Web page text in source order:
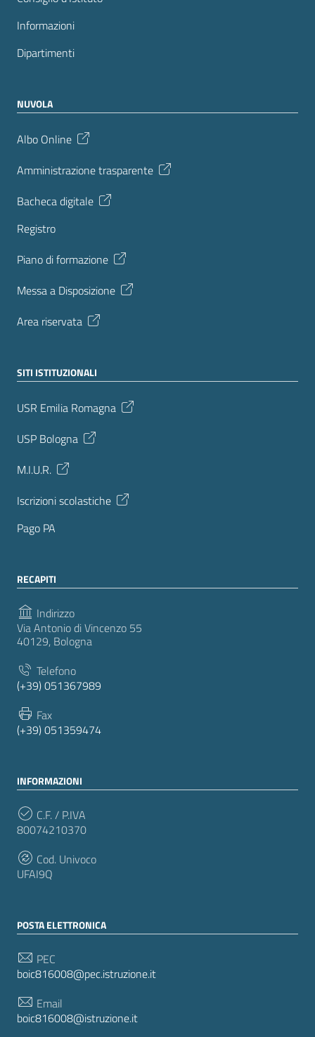
Informazioni
Dipartimenti
NUVOLA
Albo Online
Amministrazione trasparente
Bacheca digitale
Registro
Piano di formazione
Messa a Disposizione
Area riservata
SITI ISTITUZIONALI
USR Emilia Romagna
USP Bologna
M.I.U.R.
Iscrizioni scolastiche
Pago PA
RECAPITI
Indirizzo
Via Antonio di Vincenzo 55
40129, Bologna
Telefono
(+39) 051367989
Fax
(+39) 051359474
INFORMAZIONI
C.F. / P.IVA
80074210370
Cod. Univoco
UFAI9Q
POSTA ELETTRONICA
PEC
boic816008@pec.istruzione.it
Email
boic816008@istruzione.it